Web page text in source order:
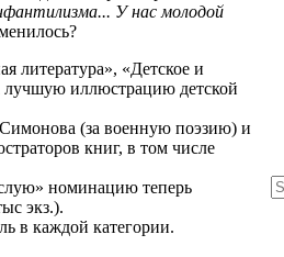
У нас молодой
литература», «Детское и
лучшую иллюстрацию детской
(за военную поэзию) и
книг, в том числе
номинацию теперь
экз.).
в каждой категории.